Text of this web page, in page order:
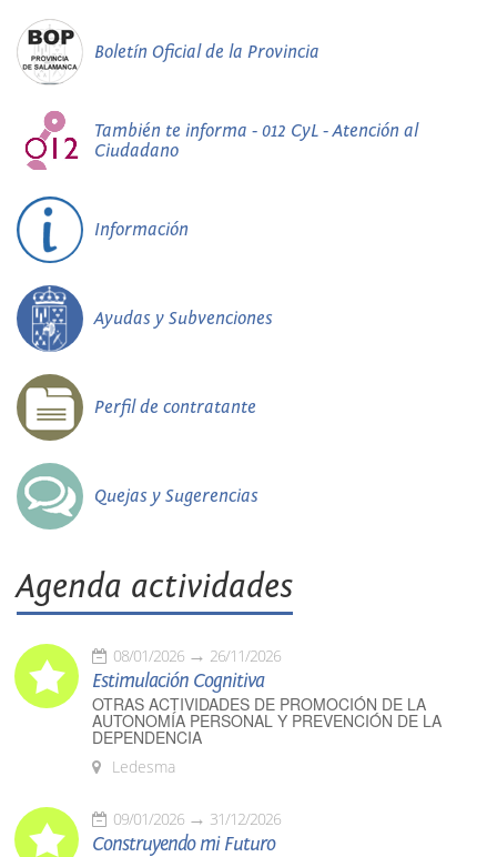
Boletín Oficial de la Provincia
También te informa - 012 CyL - Atención al
Ciudadano
Información
Ayudas y Subvenciones
Perfil de contratante
Quejas y Sugerencias
Agenda actividades
08/01/2026 26/11/2026
Estimulación Cognitiva
OTRAS ACTIVIDADES DE PROMOCIÓN DE LA
AUTONOMÍA PERSONAL Y PREVENCIÓN DE LA
DEPENDENCIA
Ledesma
09/01/2026 31/12/2026
Construyendo mi Futuro